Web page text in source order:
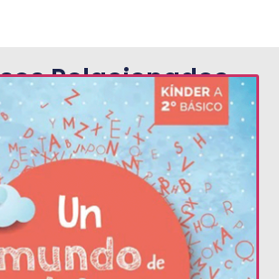
Relacionados